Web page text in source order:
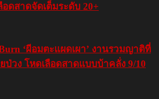
อดสาดจัดเต็มระดับ 20+
‘ผีอมตะแผดเผา’ งานรวมญาติที่
วง โหดเลือดสาดแบบบ้าคลั่ง 9/10